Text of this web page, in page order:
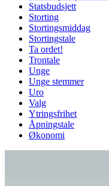
Statsbudsjett
Storting
Stortingsmiddag
Stortingstale
Ta ordet!
Trontale
Unge
Unge stemmer
Uro
Valg
Ytringsfrihet
Åpningstale
Økonomi